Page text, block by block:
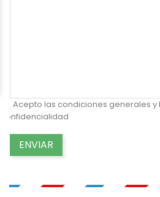
Acepto las condiciones generales y
confidencialidad